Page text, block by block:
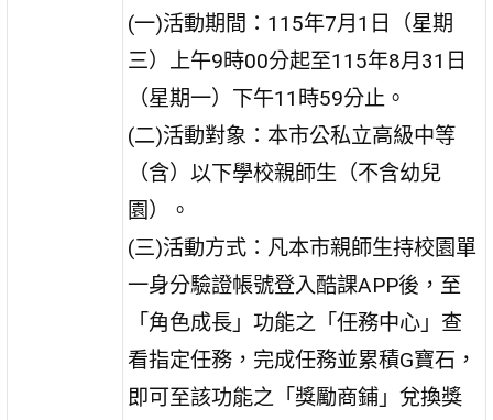
(一)活動期間：115年7月1日（星期
三）上午9時00分起至115年8月31日
（星期一）下午11時59分止。
(二)活動對象：本市公私立高級中等
（含）以下學校親師生（不含幼兒
園）。
(三)活動方式：凡本市親師生持校園單
一身分驗證帳號登入酷課APP後，至
「角色成長」功能之「任務中心」查
看指定任務，完成任務並累積G寶石，
即可至該功能之「獎勵商鋪」兌換獎